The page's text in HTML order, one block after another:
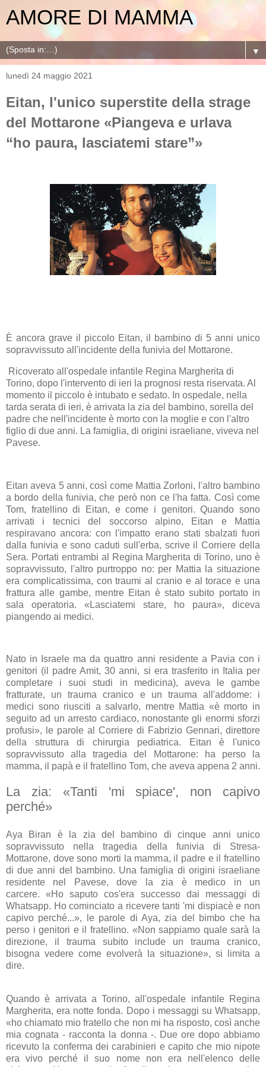
AMORE DI MAMMA
▼
lunedì 24 maggio 2021
Eitan, l'unico superstite della strage
del Mottarone «Piangeva e urlava
“ho paura, lasciatemi stare”»
È ancora grave il piccolo Eitan, il bambino di 5 anni unico
sopravvissuto all'incidente della funivia del Mottarone.
Ricoverato all'ospedale infantile Regina Margherita di
Torino, dopo l'intervento di ieri la prognosi resta riservata. Al
momento il piccolo è intubato e sedato. In ospedale, nella
tarda serata di ieri, è arrivata la zia del bambino, sorella del
padre che nell'incidente è morto con la moglie e con l'altro
figlio di due anni. La famiglia, di origini israeliane, viveva nel
Pavese.
Eitan aveva 5 anni, così come Mattia Zorloni, l'altro bambino
a bordo della funivia, che però non ce l'ha fatta. Così come
Tom, fratellino di Eitan, e come i genitori. Quando sono
arrivati i tecnici del soccorso alpino, Eitan e Mattia
respiravano ancora: con l'impatto erano stati sbalzati fuori
dalla funivia e sono caduti sull'erba, scrive il Corriere della
Sera. Portati entrambi al Regina Margherita di Torino, uno è
sopravvissuto, l'altro purtroppo no: per Mattia la situazione
era complicatissima, con traumi al cranio e al torace e una
frattura alle gambe, mentre Eitan è stato subito portato in
sala operatoria. «Lasciatemi stare, ho paura», diceva
piangendo ai medici.
Nato in Israele ma da quattro anni residente a Pavia con i
genitori (il padre Amit, 30 anni, si era trasferito in Italia per
completare i suoi studi in medicina), aveva le gambe
fratturate, un trauma cranico e un trauma all'addome: i
medici sono riusciti a salvarlo, mentre Mattia «è morto in
seguito ad un arresto cardiaco, nonostante gli enormi sforzi
profusi», le parole al Corriere di Fabrizio Gennari, direttore
della struttura di chirurgia pediatrica.
Eitan è l'unico
sopravvissuto alla tragedia del Mottarone: ha perso la
mamma, il papà e il fratellino Tom, che aveva appena 2 anni.
La zia: «Tanti 'mi spiace', non capivo
perché»
Aya Biran è la zia del bambino di cinque anni unico
sopravvissuto nella tragedia della funivia di Stresa-
Mottarone, dove sono morti la mamma, il padre e il fratellino
di due anni del bambino. Una famiglia di origini israeliane
residente nel Pavese, dove la zia è medico in un
carcere. «Ho saputo cos'era successo dai messaggi di
Whatsapp. Ho cominciato a ricevere tanti 'mi dispiacè e non
capivo perché...», le parole di Aya, zia del bimbo che ha
perso i genitori e il fratellino. «Non sappiamo quale sarà la
direzione, il trauma subito include un trauma cranico,
bisogna vedere come evolverà la situazione», si limita a
dire.
Quando è arrivata a Torino, all'ospedale infantile Regina
Margherita, era notte fonda. Dopo i messaggi su Whatsapp,
«ho chiamato mio fratello che non mi ha risposto, così anche
mia cognata - racconta la donna -. Due ore dopo abbiamo
ricevuto la conferma dei carabinieri e capito che mio nipote
era vivo perché il suo nome non era nell'elenco delle